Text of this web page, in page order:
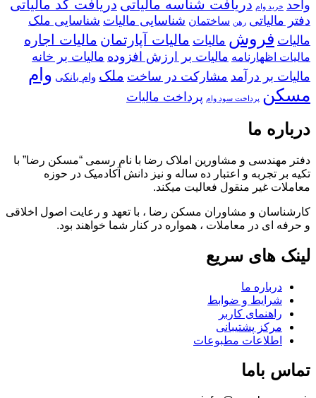
واحد خرید وام دریافت شناسه مالیاتی دریافت کد مالیاتی
دفتر مالیاتی رهن ساختمان شناسایی مالیات شناسایی ملک
مالیات فروش مالیات مالیات آپارتمان مالیات اجاره
مالیات اظهارنامه مالیات بر ارزش افزوده مالیات بر خانه
مالیات بر درآمد مشارکت در ساخت ملک وام بانکی وام
مسکن پرداخت سود وام پرداخت مالیات
درباره ما
دفتر مهندسی و مشاورین املاک رضا با نام رسمی “مسکن رضا” با
تکیه بر تجربه و اعتبار ده ساله و نیز دانش آکادمیک در حوزه
معاملات غیر منقول فعالیت میکند.
کارشناسان و مشاوران مسکن رضا ، با تعهد و رعایت اصول اخلاقی
و حرفه ای در معاملات ، همواره در کنار شما خواهند بود.
لینک های سریع
درباره ما
شرایط و ضوابط
راهنمای کاربر
مرکز پشتیبانی
اطلاعات مطبوعات
تماس باما